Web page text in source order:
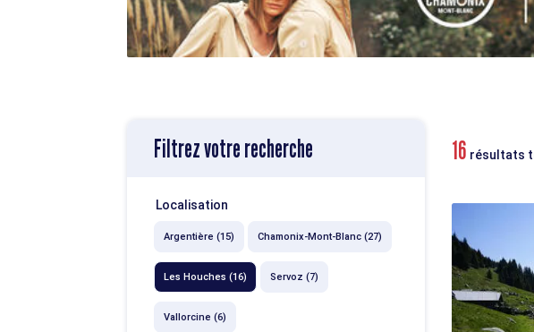
Filtrez votre recherche
Localisation
Argentière (15) Chamonix-Mont-Blanc (27)
Les Houches (16) Servoz (7)
Vallorcine (6)
16 résultats